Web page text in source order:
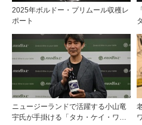
2025年ボルドー・プリムール収穫レ
ポート
ニュージーランドで活躍する小山竜
宇氏が手掛ける「タカ・ケイ・ワイ